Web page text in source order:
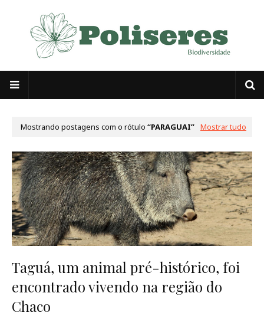
Mostrando postagens com o rótulo PARAGUAI Mostrar tudo
Taguá, um animal pré-histórico, foi
encontrado vivendo na região do
Chaco